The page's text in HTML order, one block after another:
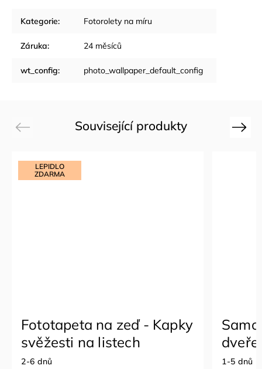
Kategorie: Fotorolety na míru
Záruka: 24 měsíců
wt_config: photo_wallpaper_default_config
Související produkty
Previous
LEPIDLO
ZDARMA
Fototapeta na zeď - Kapky
svěžesti na listech
2-6 dnů 1-5 dnů
Next